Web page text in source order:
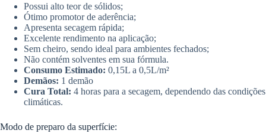
Possui alto teor de sólidos;
Ótimo promotor de aderência;
Apresenta secagem rápida;
Excelente rendimento na aplicação;
Sem cheiro, sendo ideal para ambientes fechados;
Não contém solventes em sua fórmula.
Consumo Estimado: 0,15L a 0,5L/m²
Demãos: 1 demão
Cura Total: 4 horas para a secagem, dependendo das condições
climáticas.
Modo de preparo da superfície: